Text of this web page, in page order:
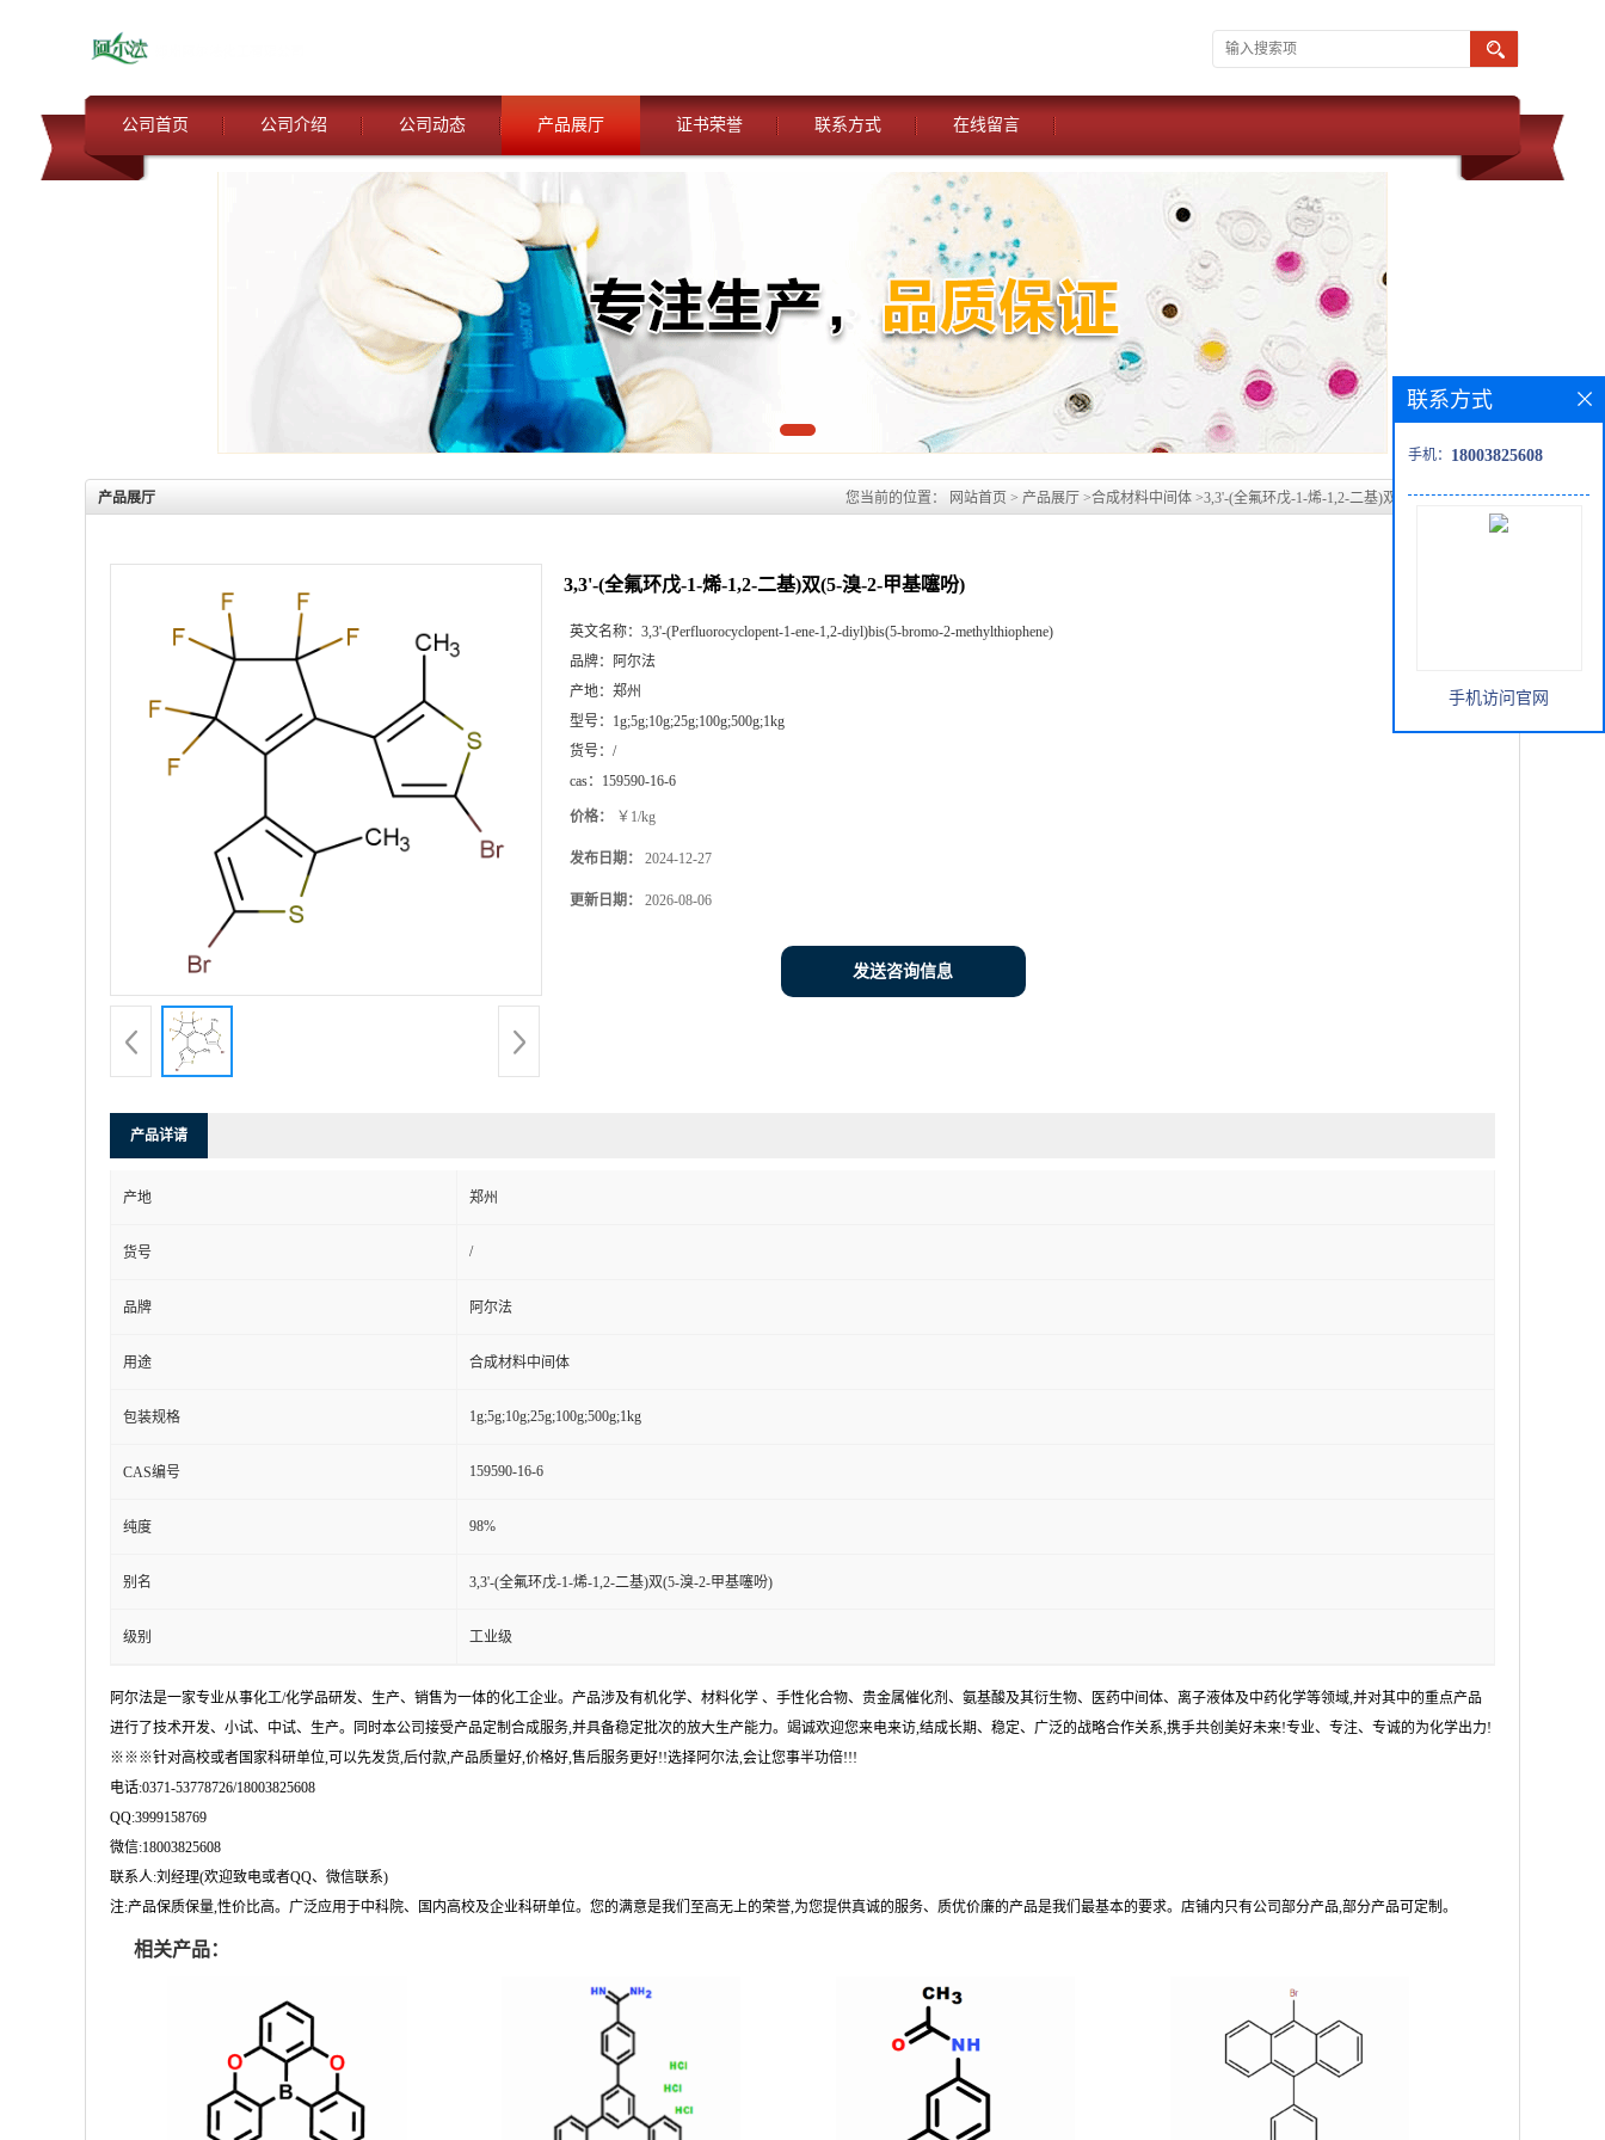
公司首页 公司介绍 公司动态 产品展厅 证书荣誉 联系方式 在线留言
产品展厅 您当前的位置： 网站首页 > 产品展厅 >合成材料中间体 >3,3'-(全氟环戊-1-烯-1,2-二基)双(5-溴-2-甲基噻吩)
3,3'-(全氟环戊-1-烯-1,2-二基)双(5-溴-2-甲基噻吩)
英文名称： 3,3'-(Perfluorocyclopent-1-ene-1,2-diyl)bis(5-bromo-2-methylthiophene)
品牌：
阿尔法
产地： 郑州
型号： 1g;5g;10g;25g;100g;500g;1kg
货号： /
cas： 159590-16-6
价格： ￥1/kg
发布日期： 2024-12-27
更新日期： 2026-08-06
发送咨询信息
产品详请
产地 郑州
货号 /
品牌 阿尔法
用途 合成材料中间体
包装规格 1g;5g;10g;25g;100g;500g;1kg
CAS编号 159590-16-6
纯度 98%
别名 3,3'-(全氟环戊-1-烯-1,2-二基)双(5-溴-2-甲基噻吩)
级别 工业级
阿尔法是一家专业从事化工/化学品研发、生产、销售为一体的化工企业。产品涉及有机化学、材料化学 、手性化合物、贵金属催化剂、氨基酸及其衍生物、医药中间体、离子液体及中药化学等领域,并对其中的重点产品
进行了技术开发、小试、中试、生产。同时本公司接受产品定制合成服务,并具备稳定批次的放大生产能力。竭诚欢迎您来电来访,结成长期、稳定、广泛的战略合作关系,携手共创美好未来!专业、专注、专诚的为化学出力!
※※※针对高校或者国家科研单位,可以先发货,后付款,产品质量好,价格好,售后服务更好!!选择阿尔法,会让您事半功倍!!!
电话:0371-53778726/18003825608
QQ:3999158769
微信:18003825608
联系人:刘经理(欢迎致电或者QQ、微信联系)
注:产品保质保量,性价比高。广泛应用于中科院、国内高校及企业科研单位。您的满意是我们至高无上的荣誉,为您提供真诚的服务、质优价廉的产品是我们最基本的要求。店铺内只有公司部分产品,部分产品可定制。
相关产品：
联系方式
手机： 18003825608
手机访问官网